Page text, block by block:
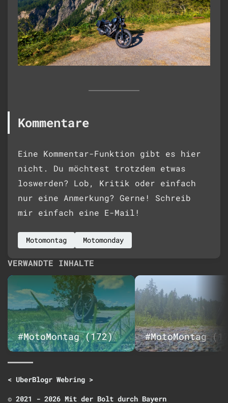
Kommentare
Eine Kommentar-Funktion gibt es hier
nicht. Du möchtest trotzdem etwas
loswerden? Lob, Kritik oder einfach
nur eine Anmerkung? Gerne! Schreib
mir einfach eine E-Mail!
Motomontag Motomonday
VERWANDTE INHALTE
#MotoMontag (172) #MotoMontag
< UberBlogr Webring >
© 2021 - 2026 Mit der Bolt durch Bayern